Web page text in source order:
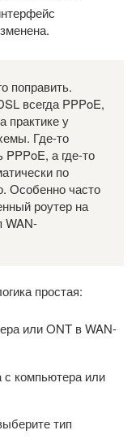
поправить.
всегда PPPoE,
практике у
Где-то
PPPoE, а где-то
по
Особенно часто
роутер на
WAN-
простая:
или ONT в WAN-
с компьютера или
тип